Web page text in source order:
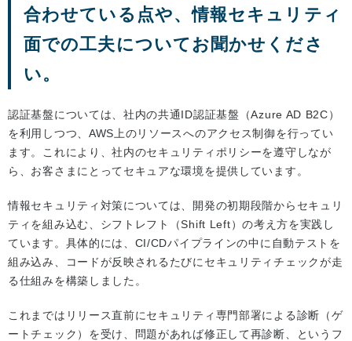
合わせている点や、情報セキュリティ
面での工夫についてお聞かせくださ
い。
認証基盤については、社内の共通ID認証基盤（Azure AD B2C）
を利用しつつ、AWS上のリソースへのアクセス制御を行ってい
ます。これにより、社内のセキュリティポリシーを遵守しなが
ら、お客さまにとってセキュアな環境を提供しています。
情報セキュリティ対策については、開発の初期段階からセキュリ
ティを組み込む、シフトレフト（Shift Left）の考え方を実践し
ています。具体的には、CI/CDパイプラインの中に自動テストを
組み込み、コードが反映されるたびにセキュリティチェックが走
る仕組みを構築しました。
これまではリリース直前にセキュリティ専門部署による診断（ゲ
ートチェック）を受け、問題があれば修正して再診断、というフ